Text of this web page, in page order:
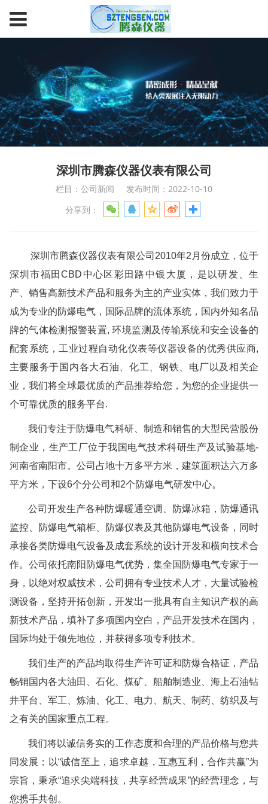
深圳市腾森仪器仪表有限公司
栏目：公司新闻
发布时间：2022-10-10
分享到：
深圳市腾森仪器仪表有限公司2010年2月份成立，位于
深圳市福田CBD中心区彩田路中银大厦，是以研发、生
产、销售高新技术产品和服务为主的产业实体，我们致力于
成为专业的防爆电气，国际品牌的流体系统，国内外知名品
牌的气体检测报警装置, 环境监测及传输系统和安全设备的
配套系统，工业过程自动化仪表等仪器设备的优秀供应商,
主要服务于国内各大石油、化工、钢铁、电厂以及相关企
业，我们将全球最优质的产品推荐给您，为您的企业提供一
个可靠优质的服务平台.
我们专注于防爆电气科研、制造和销售的大型民营股份
制企业，生产工厂位于我国电气技术科研生产及试验基地-
河南省南阳市。公司占地十万多平方米，建筑面积达六万多
平方米，下设6个分公司和2个防爆电气研发中心。
公司开发生产各种防爆暖通空调、防爆冰箱，防爆通讯
监控、防爆电气箱柜、防爆仪表及其他防爆电气设备，同时
承接各类防爆电气设备及成套系统的设计开发和横向技术合
作。公司依托南阳防爆电气优势，集全国防爆电气专家于一
身，以绝对权威技术，公司拥有专业技术人才，大量试验检
测设备，坚持开拓创新，开发出一批具有自主知识产权的高
新技术产品，填补了多项国内空白，产品开发技术在国内，
国际均处于领先地位，并获得多项专利技术。
我们生产的产品均取得生产许可证和防爆合格证，产品
畅销国内各大油田、石化、煤矿、船舶制造业、海上石油钻
井平台、军工、炼油、化工、电力、航天、制药、纺织及与
之有关的国家重点工程。
我们将以诚信务实的工作态度和合理的产品价格与您共
同发展；以“诚信至上，追求卓越，互惠互利，合作共赢”为
宗旨，秉承“追求尖端科技，共享经营成果”的经营理念，与
您携手共创。